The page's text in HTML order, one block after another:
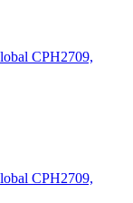
CPH2709,
CPH2709,